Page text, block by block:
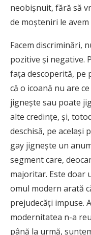
neobişnuit, fără să
de moşteniri le
Facem discriminări,
pozitive şi negative.
faţa descoperită, pe
că o icoană nu are
jigneşte sau poate
alte credinţe, şi,
deschisă, pe acelaşi
gay jigneşte un
segment care,
majoritar. Este doar
omul modern arată
prejudecăţi impuse.
modernitatea n-a
până la urmă,